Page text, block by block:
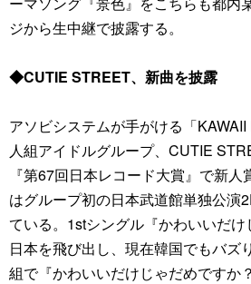
ジから生中継で披露する。
◆CUTIE STREET、新曲を披露
アソビシステムが手がける「
人組アイドルグループ、CUTIE
『第67回日本レコード大賞』で新
はグループ初の日本武道館単独公演
ている。1stシングル『かわいいだ
日本を飛び出し、現在韓国でもバズ
組で『かわいいだけじゃだめですか